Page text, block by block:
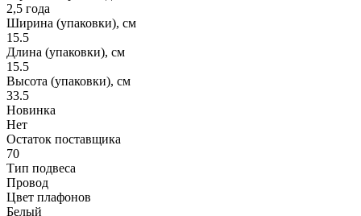
2,5 года
Ширина (упаковки), см
15.5
Длина (упаковки), см
15.5
Высота (упаковки), см
33.5
Новинка
Нет
Остаток поставщика
70
Тип подвеса
Провод
Цвет плафонов
Белый